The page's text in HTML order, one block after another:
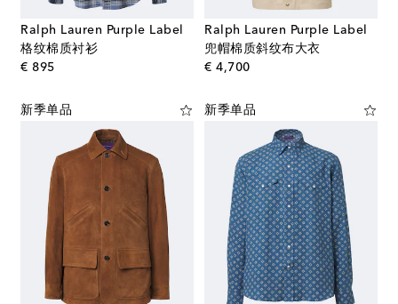
Ralph Lauren Purple Label
格纹棉质衬衫
€ 895original price
Ralph Lauren Purple Label
兜帽棉质斜纹布大衣
€ 4,700original price
新季单品 新季单品